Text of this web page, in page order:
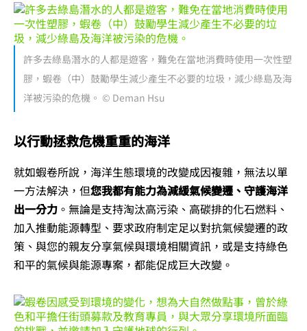
許多去綠島潛水的人都是遊客，難免在當地消費時使用一次性塑
膠，蝦卷（中）鼓勵學生減少產生不必要的垃圾，減少綠島及海
洋被污染的危機。 © Deman Hsu
以行動拯救危機重重的海洋
就如蝦卷所說，海洋生態環境的改變成因複雜，無法以單
一方法解決，但您我都有能力為減緩氣候變遷、守護海洋
出一分力 。無論是支持淘汰高污染、高碳排的化石燃料、
加入推動能源轉型、要求政府制定足以對抗氣候變遷的政
策、與您的親友分享氣候與環境相關資訊，或是支持綠色
和平的氣候與能源專案，都能促成巨大改變。